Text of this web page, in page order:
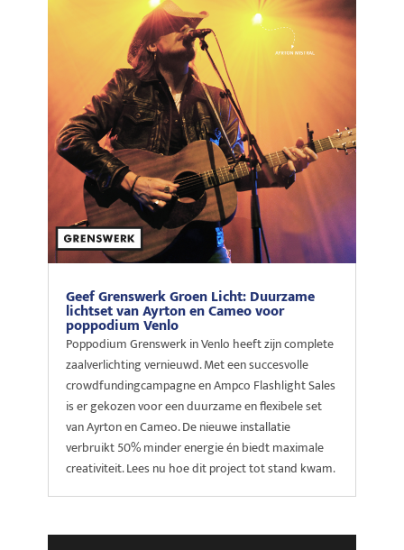
Geef Grenswerk Groen Licht: Duurzame
lichtset van Ayrton en Cameo voor
poppodium Venlo
Poppodium Grenswerk in Venlo heeft zijn complete
zaalverlichting vernieuwd. Met een succesvolle
crowdfundingcampagne en Ampco Flashlight Sales
is er gekozen voor een duurzame en flexibele set
van Ayrton en Cameo. De nieuwe installatie
verbruikt 50% minder energie én biedt maximale
creativiteit. Lees nu hoe dit project tot stand kwam.